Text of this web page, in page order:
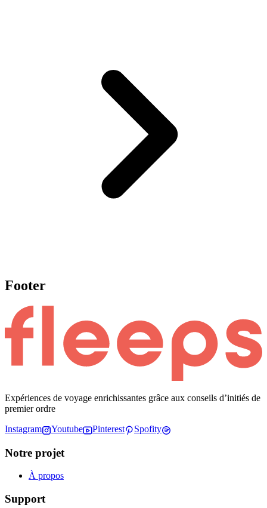
Footer
Expériences de voyage enrichissantes grâce aux conseils d’initiés de
premier ordre
Instagram
Youtube Pinterest Spofity
Notre projet
À propos
Support